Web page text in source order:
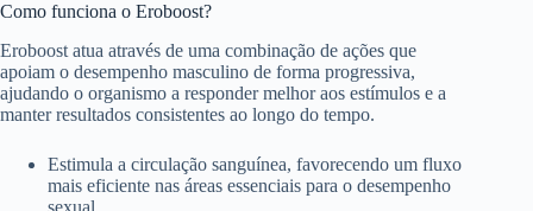
Como funciona o Eroboost?
Eroboost atua através de uma combinação de ações que
apoiam o desempenho masculino de forma progressiva,
ajudando o organismo a responder melhor aos estímulos e a
manter resultados consistentes ao longo do tempo.
Estimula a circulação sanguínea, favorecendo um fluxo
mais eficiente nas áreas essenciais para o desempenho
sexual